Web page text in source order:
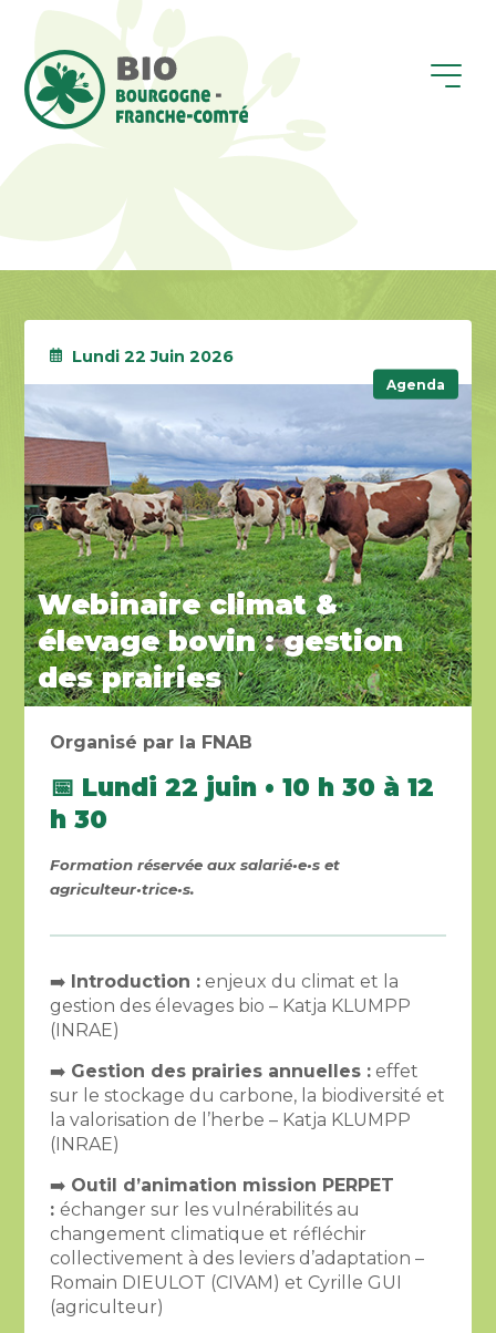
Lundi 22 Juin 2026
Agenda
Webinaire climat &
élevage bovin : gestion
des prairies
Organisé par la FNAB
📅 Lundi 22 juin • 10 h 30 à 12
h 30
Formation réservée aux salarié•e•s et
agriculteur•trice•s.
➡️ Introduction :enjeux du climat et la
gestion des élevages bio – Katja KLUMPP
(INRAE)
➡️ Gestion des prairies annuelles :effet
sur le stockage du carbone, la biodiversité et
la valorisation de l’herbe – Katja KLUMPP
(INRAE)
➡️ Outil d’animation mission PERPET
: échanger sur les vulnérabilités au
changement climatique et réfléchir
collectivement à des leviers d’adaptation –
Romain DIEULOT (CIVAM) et Cyrille GUI
(agriculteur)